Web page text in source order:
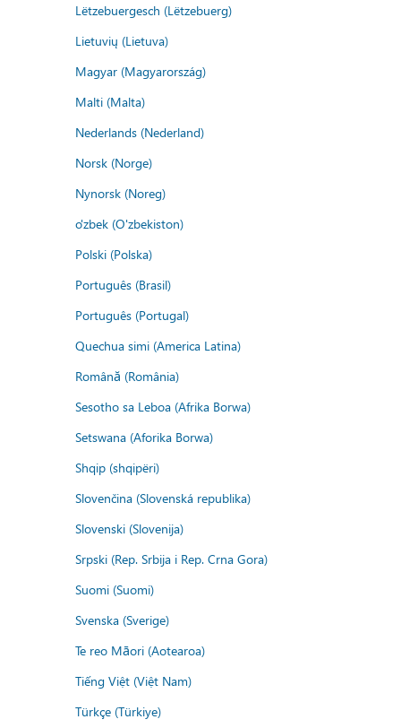
Lëtzebuergesch (Lëtzebuerg)
Lietuvių (Lietuva)
Magyar (Magyarország)
Malti (Malta)
Nederlands (Nederland)
Norsk (Norge)
Nynorsk (Noreg)
o'zbek (O'zbekiston)
Polski (Polska)
Português (Brasil)
Português (Portugal)
Quechua simi (America Latina)
Română (România)
Sesotho sa Leboa (Afrika Borwa)
Setswana (Aforika Borwa)
Shqip (shqipëri)
Slovenčina (Slovenská republika)
Slovenski (Slovenija)
Srpski (Rep. Srbija i Rep. Crna Gora)
Suomi (Suomi)
Svenska (Sverige)
Te reo Māori (Aotearoa)
Tiếng Việt (Việt Nam)
Türkçe (Türkiye)